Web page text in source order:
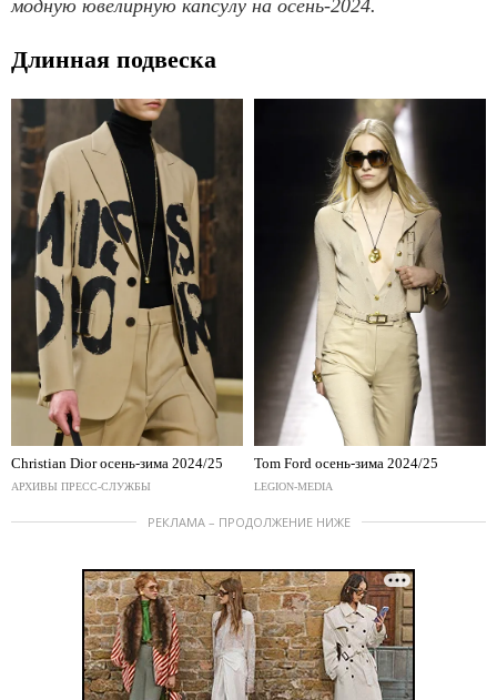
модную ювелирную капсулу на осень-2024.
Длинная подвеска
Christian Dior осень-зима 2024/25
АРХИВЫ ПРЕСС-СЛУЖБЫ
Tom Ford осень-зима 2024/25
LEGION-MEDIA
РЕКЛАМА – ПРОДОЛЖЕНИЕ НИЖЕ